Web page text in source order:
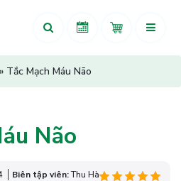
» Tắc Mạch Máu Não
Não
Biên tập viên:Thu Hà